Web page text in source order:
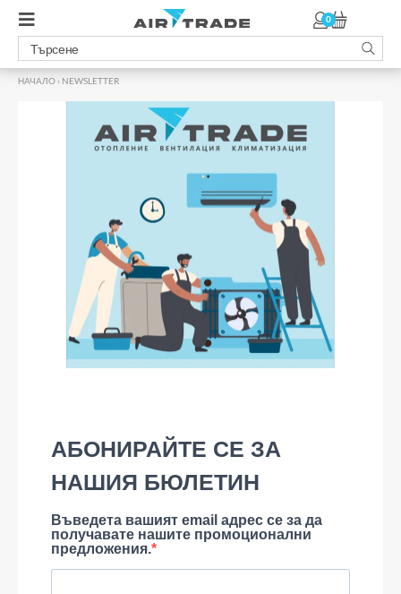
0
НАЧАЛО › NEWSLETTER
АБОНИРАЙТЕ СЕ ЗА
НАШИЯ БЮЛЕТИН
Въведета вашият email адрес се за да
получавате нашите промоционални
предложения.